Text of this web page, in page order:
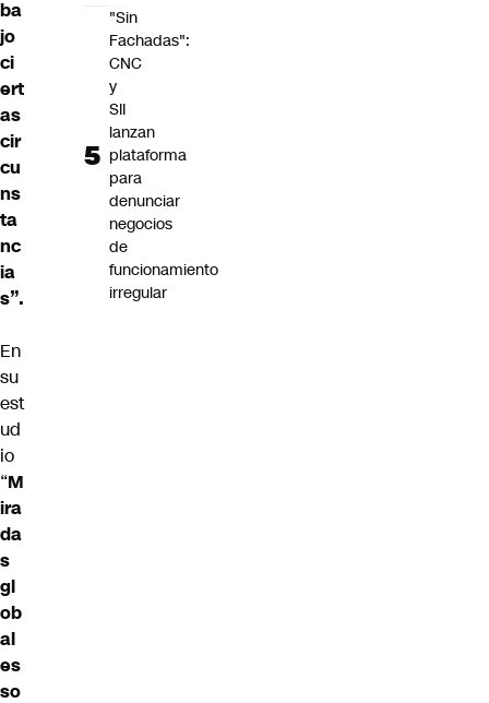
ba
jo
ci
ert
as
cir
cu
ns
ta
nc
ia
s”.
En
su
est
ud
io
“M
ira
da
s
gl
ob
al
es
so
"Sin
Fachadas":
CNC
y
SII
lanzan
plataforma
para
denunciar
negocios
de
funcionamiento
irregular